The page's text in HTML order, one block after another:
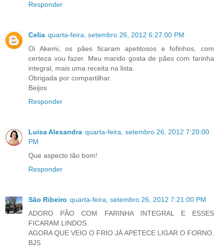
Responder
Celia quarta-feira, setembro 26, 2012 6:27:00 PM
Oi Akemi, os pães ficaram apetitosos e fofinhos, com
certeza vou fazer. Meu marido gosta de pães com farinha
integral, mais uma receita na lista.
Obrigada por compartilhar.
Beijos
Responder
Luisa Alexandra quarta-feira, setembro 26, 2012 7:20:00
PM
Que aspecto tão bom!
Responder
São Ribeiro quarta-feira, setembro 26, 2012 7:21:00 PM
ADORO PÃO COM FARINHA INTEGRAL E ESSES
FICARAM LINDOS.
AGORA QUE VEIO O FRIO JÁ APETECE LIGAR O FORNO.
BJS